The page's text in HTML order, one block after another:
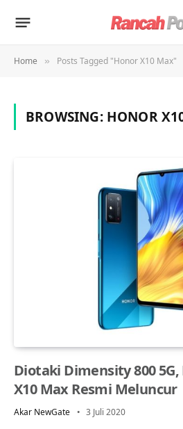
Home » Posts Tagged "Honor X10 Max"
BROWSING: HONOR
Diotaki Dimensity 800
X10 Max Resmi Meluncur
Akar NewGate 3 Juli 2020